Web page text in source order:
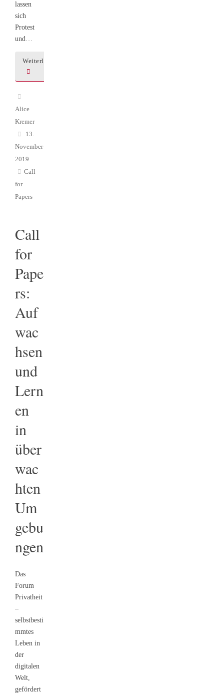
lassen
sich
Protest
und…
Weiterlesen
Alice
Kremer
13.
November
2019
Call
for
Papers
Call
for
Pape
rs:
Auf
wac
hsen
und
Lern
en
in
über
wac
hten
Um
gebu
ngen
Das
Forum
Privatheit
–
selbstbesti
mmtes
Leben in
der
digitalen
Welt,
gefördert